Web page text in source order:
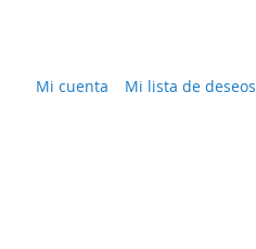
Mi cuenta Mi lista de deseos